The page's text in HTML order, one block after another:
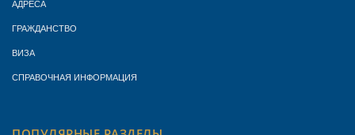
АДРЕСА
ГРАЖДАНСТВО
ВИЗА
СПРАВОЧНАЯ ИНФОРМАЦИЯ